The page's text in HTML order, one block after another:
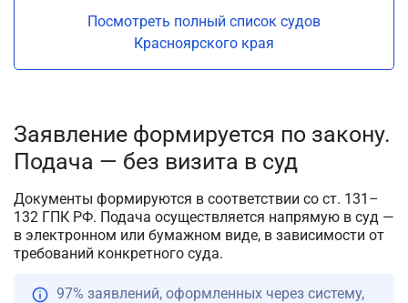
Посмотреть полный список судов
Красноярского края
Заявление формируется по закону.
Подача — без визита в суд
Документы формируются в соответствии со ст. 131–
132 ГПК РФ. Подача осуществляется напрямую в суд —
в электронном или бумажном виде, в зависимости от
требований конкретного суда.
97% заявлений, оформленных через систему,